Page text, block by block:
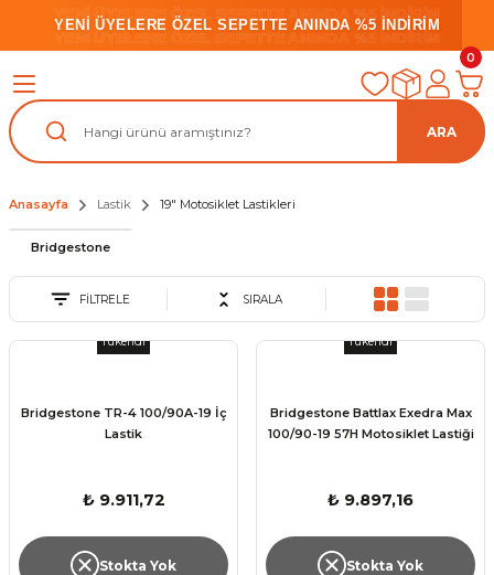
YENİ ÜYELERE ÖZEL SEPETTE ANINDA %5 İNDİRİM
YENİ ÜYELERE ÖZEL SEPETTE ANINDA %5 İNDİRİM
YENİ ÜYELERE ÖZEL SEPETTE ANINDA %5 İNDİRİM
ARA
0
Anasayfa Lastik 19" Motosiklet Lastikleri
Bridgestone
FİLTRELE SIRALA
Tükendi
Bridgestone TR-4 100/90A-19 İç
Lastik
₺ 9.911,72
Stokta Yok
Tükendi
Bridgestone Battlax Exedra Max
100/90-19 57H Motosiklet Lastiği
₺ 9.897,16
Stokta Yok